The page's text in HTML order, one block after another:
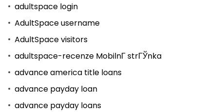
adultspace login
AdultSpace username
AdultSpace visitors
adultspace-recenze MobilnГ­ strГЎnka
advance america title loans
advance payday loan
advance payday loans